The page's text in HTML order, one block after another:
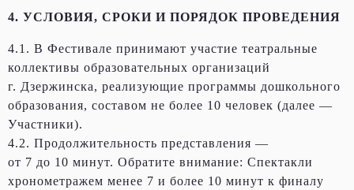
4. УСЛОВИЯ, СРОКИ И ПОРЯДОК ПРОВЕДЕНИЯ
4.1. В Фестивале принимают участие театральные
коллективы образовательных организаций
г. Дзержинска, реализующие программы дошкольного
образования, составом не более 10 человек (далее —
Участники).
4.2. Продолжительность представления —
от 7 до 10 минут. Обратите внимание: Спектакли
хронометражем менее 7 и более 10 минут к финалу